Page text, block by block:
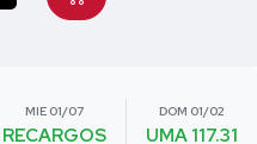
MIE 01/07
RECARGOS
DOM 01/02
UMA 117.31